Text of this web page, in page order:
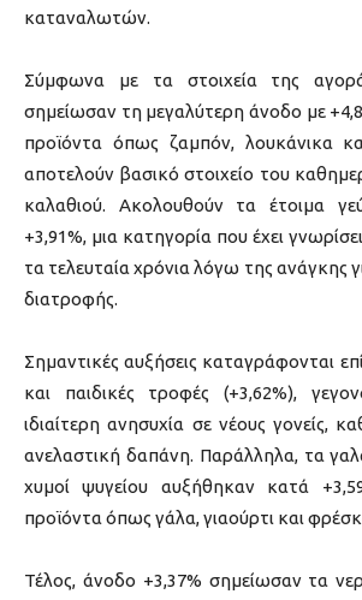
καταναλωτών.
Σύμφωνα με τα στοιχεία της
σημείωσαν τη μεγαλύτερη άνοδο με
προϊόντα όπως ζαμπόν, λουκάνικα
αποτελούν βασικό στοιχείο του
καλαθιού. Ακολουθούν τα έτοιμα
+3,91%, μια κατηγορία που έχει
τα τελευταία χρόνια λόγω της ανάγκης
διατροφής.
Σημαντικές αυξήσεις καταγράφονται
και παιδικές τροφές (+3,62%),
ιδιαίτερη ανησυχία σε νέους γονείς,
ανελαστική δαπάνη. Παράλληλα, τα
χυμοί ψυγείου αυξήθηκαν κατά
προϊόντα όπως γάλα, γιαούρτι και
Τέλος, άνοδο +3,37% σημείωσαν τα